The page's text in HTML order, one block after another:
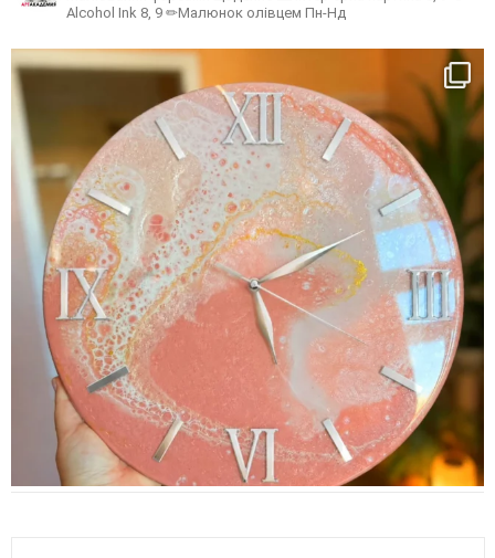
Alcohol Ink 8, 9 ✏Малюнок олівцем Пн-Нд